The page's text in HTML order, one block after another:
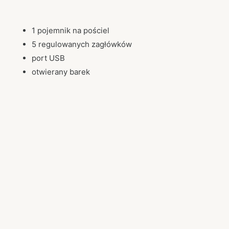
1 pojemnik na pościel
5 regulowanych zagłówków
port USB
otwierany barek